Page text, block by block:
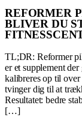
REFORMER
BLIVER DU
TL;DR: Reformer
er et supplement
kalibreres op til
tvinger dig til at
Resultatet: bedre
[…]